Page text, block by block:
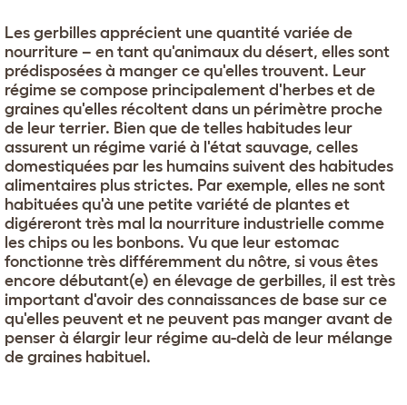
d
o
w
n
Les gerbilles apprécient une quantité variée de
nourriture – en tant qu'animaux du désert, elles sont
prédisposées à manger ce qu'elles trouvent. Leur
régime se compose principalement d'herbes et de
graines qu'elles récoltent dans un périmètre proche
de leur terrier. Bien que de telles habitudes leur
assurent un régime varié à l'état sauvage, celles
domestiquées par les humains suivent des habitudes
alimentaires plus strictes. Par exemple, elles ne sont
habituées qu'à une petite variété de plantes et
digéreront très mal la nourriture industrielle comme
les chips ou les bonbons. Vu que leur estomac
fonctionne très différemment du nôtre, si vous êtes
encore débutant(e) en élevage de gerbilles, il est très
important d'avoir des connaissances de base sur ce
qu'elles peuvent et ne peuvent pas manger avant de
penser à élargir leur régime au-delà de leur mélange
de graines habituel.